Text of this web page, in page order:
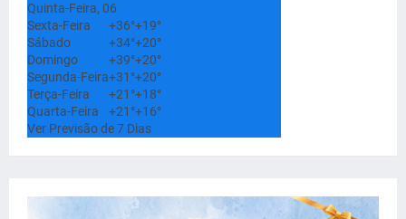
Quinta-Feira, 06
Sexta-Feira
+36°+19°
Sábado
+34°+20°
Domingo
+39°+20°
Segunda-Feira+31°+20°
Terça-Feira
+21°+18°
Quarta-Feira
+21°+16°
Ver Previsão de 7 Dias